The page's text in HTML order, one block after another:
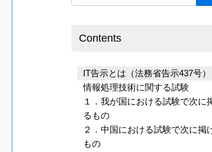
Contents
IT告示とは（法務省告示437号）
情報処理技術に関する試験
１．我が国における試験で次に
るもの
２．中国における試験で次に掲
もの